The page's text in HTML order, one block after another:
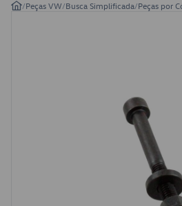
/Peças VW/Busca Simplificada/Peças por